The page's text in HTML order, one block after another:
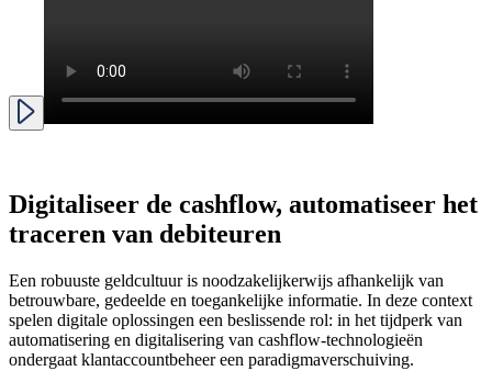
Digitaliseer de cashflow, automatiseer het
traceren van debiteuren
Een robuuste geldcultuur is noodzakelijkerwijs afhankelijk van
betrouwbare, gedeelde en toegankelijke informatie. In deze context
spelen digitale oplossingen een beslissende rol: in het tijdperk van
automatisering en digitalisering van cashflow-technologieën
ondergaat klantaccountbeheer een paradigmaverschuiving.